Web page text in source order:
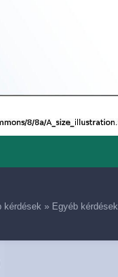
kérdések » Egyéb kérdések